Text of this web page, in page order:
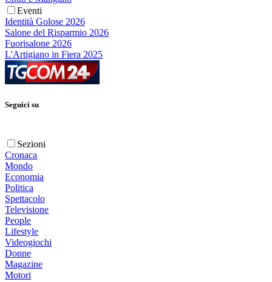
Eventi
Identità Golose 2026
Salone del Risparmio 2026
Fuorisalone 2026
L'Artigiano in Fiera 2025
Seguici su
Sezioni
Cronaca
Mondo
Economia
Politica
Spettacolo
Televisione
People
Lifestyle
Videogiochi
Donne
Magazine
Motori